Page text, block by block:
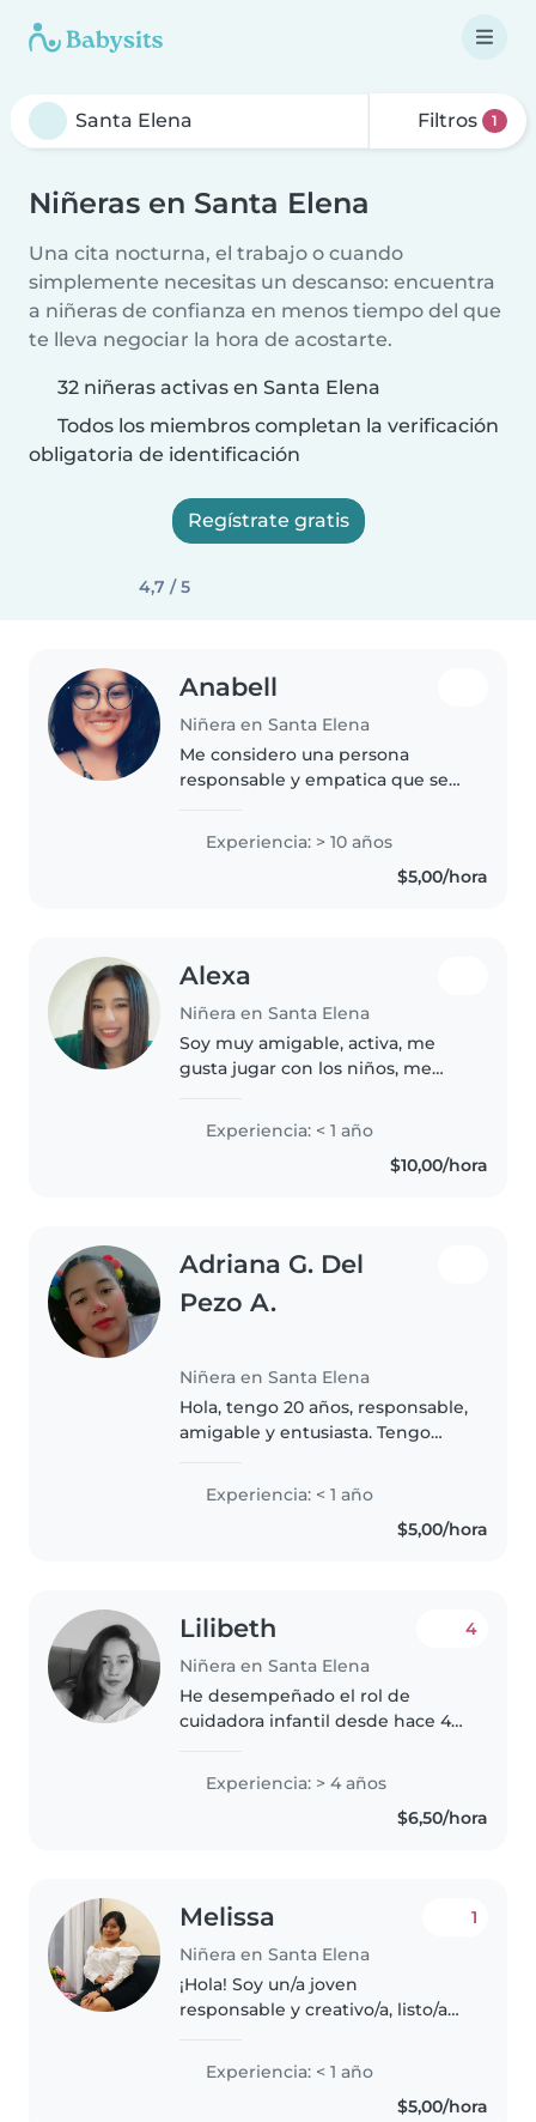
Filtros 1
Niñeras en Santa Elena
Una cita nocturna, el trabajo o cuando
simplemente necesitas un descanso: encuentra
a niñeras de confianza en menos tiempo del que
te lleva negociar la hora de acostarte.
32 niñeras activas en Santa Elena
Todos los miembros completan la verificación
obligatoria de identificación
Regístrate gratis
4,7 / 5
Anabell
Niñera en Santa Elena
Me considero una persona
responsable y empatica que se
Experiencia: > 10 años
$5,00/hora
Alexa
Niñera en Santa Elena
Soy muy amigable, activa, me
gusta jugar con los niños, me
gustaría seguir cuidando mas
niños para asi tener más
Experiencia: < 1 año
$10,00/hora
Adriana G. Del
Pezo A.
Niñera en Santa Elena
Hola, tengo 20 años, responsable,
amigable y entusiasta. Tengo
preescolares y de primaria. Me
encantan las actividades como
leer cuentos, hacer música..
Experiencia: < 1 año
$5,00/hora
Lilibeth
Niñera en Santa Elena
4
He desempeñado el rol de
cuidadora infantil desde hace 4
experiencia a favor de la
formación de los niños. Tuve el
placer de trabajar con familias..
Experiencia: > 4 años
$6,50/hora
Melissa
Niñera en Santa Elena
1
¡Hola! Soy un/a joven
responsable y creativo/a, listo/a
recién empiezo en el cuidado
infantil, tengo habilidades en
dibujo, manualidades, música y..
Experiencia: < 1 año
$5,00/hora